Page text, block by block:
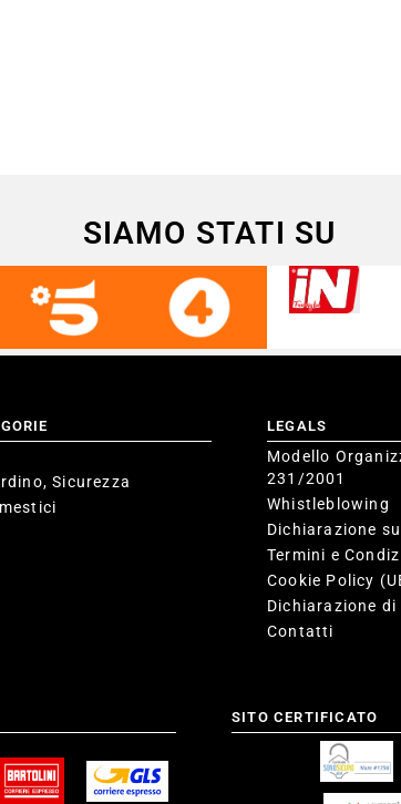
SIAMO STATI SU
Sicurezza
LEGALS
Modello
231/2001
Whistleblowing
Dichiarazione
Termini e
Cookie Policy
Dichiarazione
Contatti
SITO CERTIFICATO